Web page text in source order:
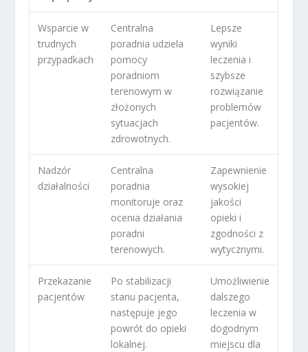
Wsparcie w
trudnych
przypadkach
Centralna
poradnia udziela
pomocy
poradniom
terenowym w
złożonych
sytuacjach
zdrowotnych.
Lepsze
wyniki
leczenia i
szybsze
rozwiązanie
problemów
pacjentów.
Nadzór
działalności
Centralna
poradnia
monitoruje oraz
ocenia działania
poradni
terenowych.
Zapewnienie
wysokiej
jakości
opieki i
zgodności z
wytycznymi.
Przekazanie
pacjentów
Po stabilizacji
stanu pacjenta,
następuje jego
powrót do opieki
lokalnej.
Umożliwienie
dalszego
leczenia w
dogodnym
miejscu dla